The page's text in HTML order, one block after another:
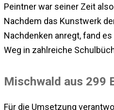
Peintner war seiner Zeit
Nachdem das Kunstwerk
Nachdenken anregt, fand
Weg in zahlreiche
Mischwald aus 299
Für die Umsetzung